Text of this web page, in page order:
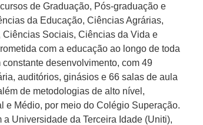
de Graduação, Pós-graduação e
da Educação, Ciências Agrárias,
Sociais, Ciências da Vida e
com a educação ao longo de toda
desenvolvimento, com 49
auditórios, ginásios e 66 salas de aula
de metodologias de alto nível,
e Médio, por meio do Colégio Superação.
Universidade da Terceira Idade (Uniti),